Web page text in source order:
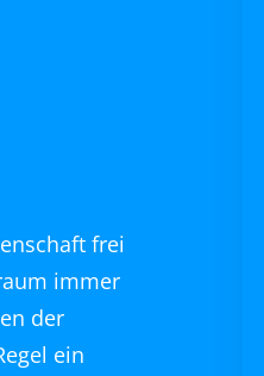
frei
immer
der
ein